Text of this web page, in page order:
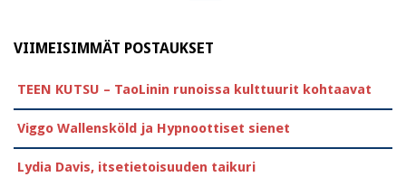
VIIMEISIMMÄT POSTAUKSET
TEEN KUTSU – TaoLinin runoissa kulttuurit kohtaavat
Viggo Wallensköld ja Hypnoottiset sienet
Lydia Davis, itsetietoisuuden taikuri